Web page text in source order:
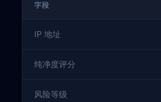
字段
IP 地址
纯净度评分
风险等级